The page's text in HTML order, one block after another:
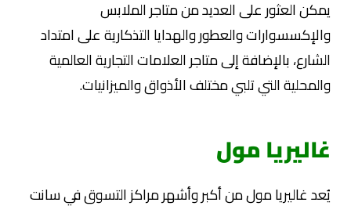
يمكن العثور على العديد من متاجر الملابس
والإكسسوارات والعطور والهدايا التذكارية على امتداد
الشارع، بالإضافة إلى متاجر العلامات التجارية العالمية
والمحلية التي تلبي مختلف الأذواق والميزانيات.
غاليريا مول
يُعد غاليريا مول من أكبر وأشهر مراكز التسوق في سانت